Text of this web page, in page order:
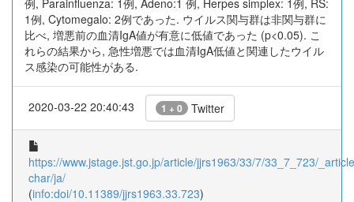
例, Parainfluenza: 1例, Adeno:1 例, Herpes simplex: 1例, RS:
1例, Cytomegalo: 2例であった. ウイルス関与群は非関与群に
比べ, 増悪前の血清IgA値が有意に低値であった (p<0.05). こ
れらの結果から, 急性増悪では血清IgA低値と関連したウイル
ス感染の可能性がある.
2020-03-22 20:40:43 1 + 0 Twitter
https://www.jstage.jst.go.jp/article/jjrs1963/33/7/33_7_723/
char/ja/
(info:doi/10.11389/jjrs1963.33.723)